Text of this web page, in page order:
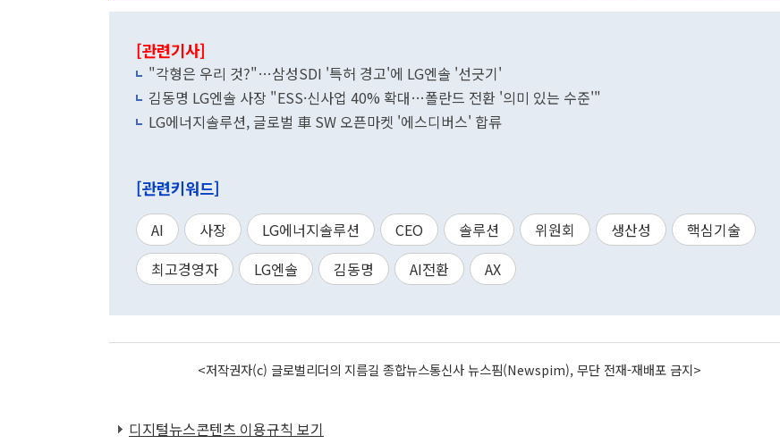
[관련기사]
"각형은 우리 것?"…삼성SDI '특허 경고'에 LG엔솔 '선긋기'
김동명 LG엔솔 사장 "ESS·신사업 40% 확대…폴란드 전환 '의미 있는 수준'"
LG에너지솔루션, 글로벌 車 SW 오픈마켓 '에스디버스' 합류
[관련키워드]
AI 사장 LG에너지솔루션 CEO 솔루션 위원회 생산성
핵심기술
최고경영자
LG엔솔 김동명 AI전환 AX
<저작권자(c) 글로벌리더의 지름길 종합뉴스통신사 뉴스핌(Newspim), 무단 전재-재배포 금지>
디지털뉴스콘텐츠 이용규칙 보기